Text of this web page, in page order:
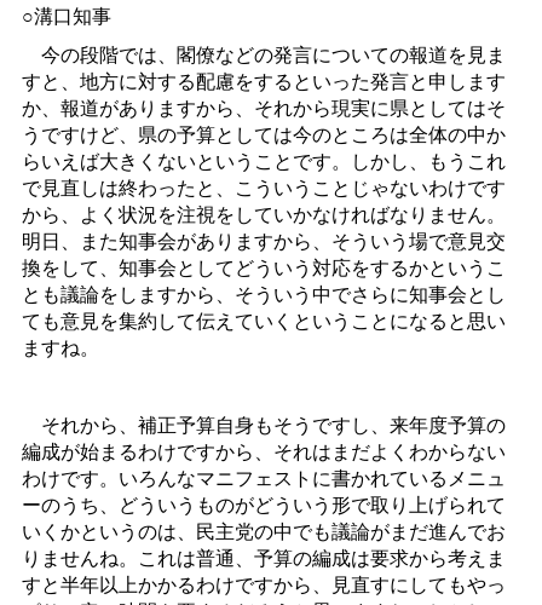
○溝口知事
今の段階では、閣僚などの発言についての報道を見ま
すと、地方に対する配慮をするといった発言と申します
か、報道がありますから、それから現実に県としてはそ
うですけど、県の予算としては今のところは全体の中か
らいえば大きくないということです。しかし、もうこれ
で見直しは終わったと、こういうことじゃないわけです
から、よく状況を注視をしていかなければなりません。
明日、また知事会がありますから、そういう場で意見交
換をして、知事会としてどういう対応をするかというこ
とも議論をしますから、そういう中でさらに知事会とし
ても意見を集約して伝えていくということになると思い
ますね。
それから、補正予算自身もそうですし、来年度予算の
編成が始まるわけですから、それはまだよくわからない
わけです。いろんなマニフェストに書かれているメニュ
ーのうち、どういうものがどういう形で取り上げられて
いくかというのは、民主党の中でも議論がまだ進んでお
りませんね。これは普通、予算の編成は要求から考えま
すと半年以上かかるわけですから、見直すにしてもやっ